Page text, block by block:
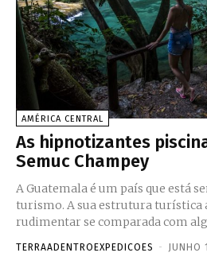
AMÉRICA CENTRAL
As hipnotizantes
Semuc Champey
A Guatemala é um país que está
turismo. A sua estrutura turística
rudimentar se comparada com
TERRAADENTROEXPEDICOES - JUNHO